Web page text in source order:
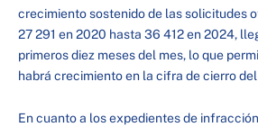
crecimiento sostenido de las solicitudes
27 291 en 2020 hasta 36 412 en 2024,
primeros diez meses del mes, lo que
habrá crecimiento en la cifra de cierro
En cuanto a los expedientes de